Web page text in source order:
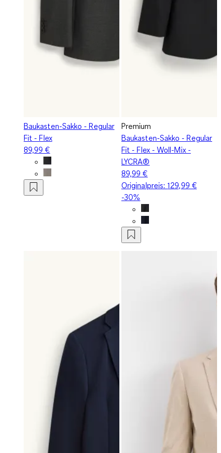
Baukasten-Sakko - Regular
Fit - Flex
89,99 €
Premium
Baukasten-Sakko - Regular
Fit - Flex - Woll-Mix -
LYCRA®
89,99 €
Originalpreis:129,99 €
-30%